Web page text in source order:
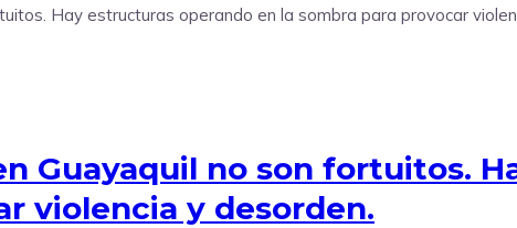
Guayaquil no son fortuitos.
violencia y desorden.